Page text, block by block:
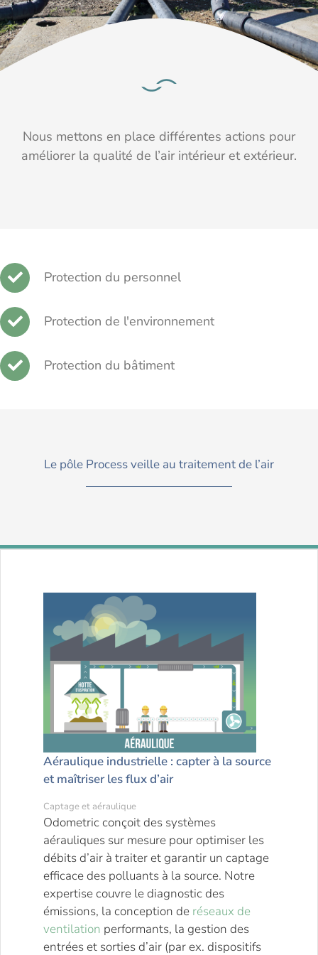
Nous mettons en place différentes actions pour
améliorer la qualité de l’air intérieur et extérieur.
Protection du personnel
Protection de l'environnement
Protection du bâtiment
Le pôle Process veille au traitement de l’air
Aéraulique industrielle : capter à la source
et maîtriser les flux d’air
Captage et aéraulique
Odometric conçoit des systèmes
aérauliques sur mesure pour optimiser les
débits d’air à traiter et garantir un captage
efficace des polluants à la source. Notre
expertise couvre le diagnostic des
émissions, la conception de réseaux de
ventilation performants, la gestion des
entrées et sorties d’air (par ex. dispositifs